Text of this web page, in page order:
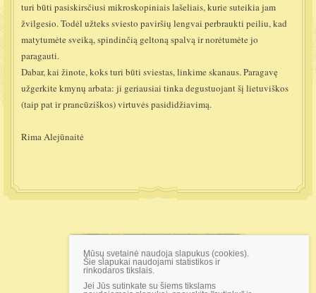
turi būti pasiskirsčiusi mikroskopiniais lašeliais, kurie suteikia jam
žvilgesio. Todėl užteks sviesto paviršių lengvai perbraukti peiliu, kad
matytumėte sveiką, spindinčią geltoną spalvą ir norėtumėte jo
paragauti.
Dabar, kai žinote, koks turi būti sviestas, linkime skanaus. Paragavę
užgerkite kmynų arbata: ji geriausiai tinka degustuojant šį lietuviškos
(taip pat ir prancūziškos) virtuvės pasididžiavimą.
Rima Alejūnaitė
AB „Pieno žvaigždės“, Perkūnkiemio 3, LT-12127
Juridinio asmens kodas 124665536. PVM mokėtojo
Mūsų svetainė naudoja slapukus (cookies).
Šie slapukai naudojami statistikos ir
rinkodaros tikslais.
Jei Jūs sutinkate su šiems tikslams